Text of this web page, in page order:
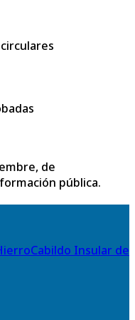
de
pública.
Cabildo Insular de